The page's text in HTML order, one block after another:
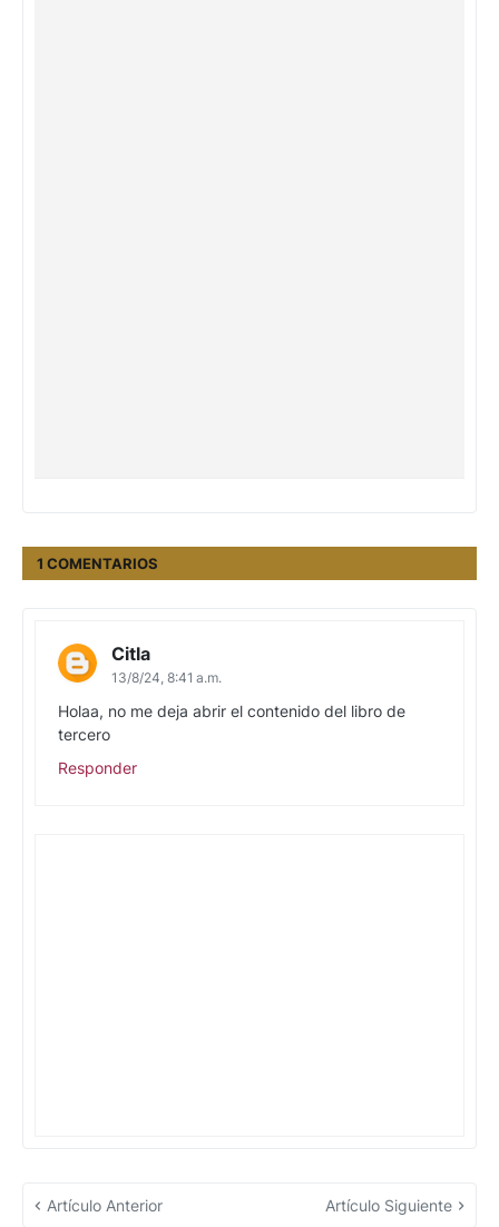
1 COMENTARIOS
Citla
13/8/24, 8:41 a.m.
Holaa, no me deja abrir el contenido del libro de
tercero
Responder
Artículo Anterior Artículo Siguiente